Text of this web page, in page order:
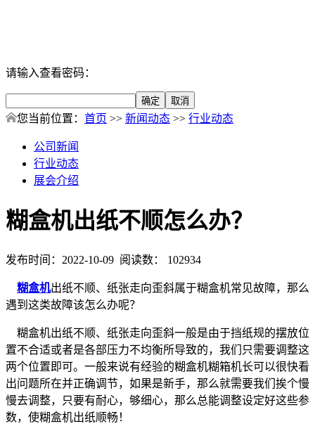
请输入查看密码：
您当前位置： 首页 >> 新闻动态 >> 行业动态
公司新闻
行业动态
展会介绍
糊盒机出纸不顺怎么办？
发布时间：2022-10-09 阅读数： 102934
糊盒机出纸不顺、纸张走向歪斜属于糊盒机常见故障，那么
遇到这类故障该怎么办呢？
糊盒机出纸不顺、纸张走向歪斜一般是由于挡纸规的摆放位
置不合适或者是各部压力不均衡所导致的，我们只需要调整这
两个位置即可。一般来说有经验的糊盒机糊箱机长可以很快看
出问题所在并正确调节，如果是新手，那么就需要我们挨个慢
慢去调整，只要有耐心，够细心，那么总能调整设定好这些参
数，使糊盒机出纸顺畅！